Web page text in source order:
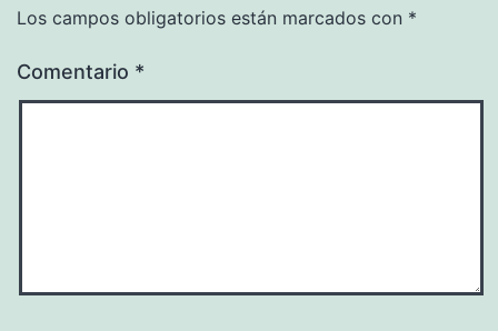
Los campos obligatorios están marcados con *
Comentario *